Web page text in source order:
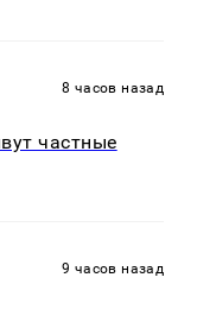
8 часов назад
частные
9 часов назад